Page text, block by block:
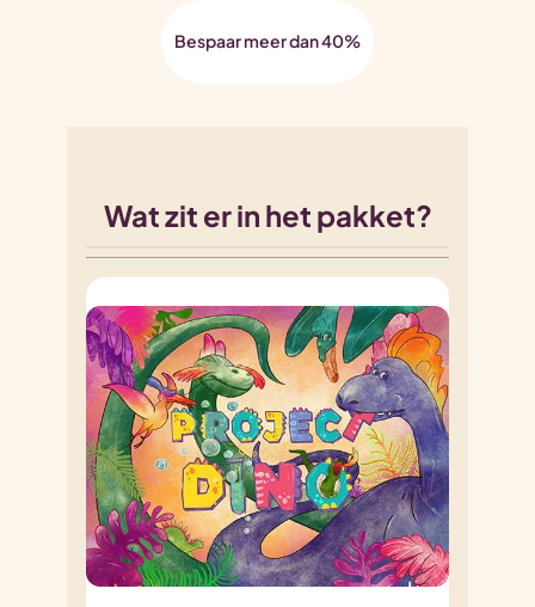
Bespaar meer dan 40%
Wat zit er in het pakket?